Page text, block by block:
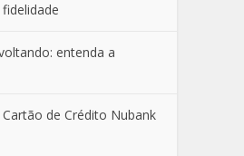
entenda a
de Crédito Nubank